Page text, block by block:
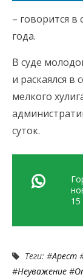
– говорится
года.
В суде
и раскаялся
мелкого
суток.
15
Теги: #Арест
#Неуважение #